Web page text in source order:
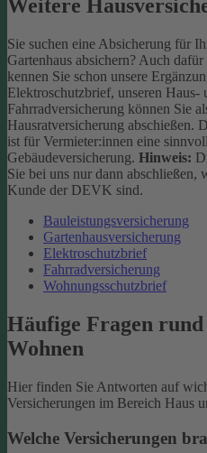
Weitere
Sie suchen eine Absicherung für
Gartenhaus absichern? Auch
kennen Sie schon unsere
Elektroschutzbrief, unseren
Fahrradversicherung können Sie
Hausratversicherung abschießen.
ist für Vermieter:innen eine
Gebäudeversicherung. Hinweis:
Sie bei uns nur dann abschließen,
Kunde der DEVK sind.
Bauleistungsversicherung
Gartenhausversicherung
Elektroschutzbrief
Fahrradversicherung
Wohnungsschutzbrief
Häufige Fragen rund
Wohnen
Hier finden Sie Antworten auf
Versicherungen im Bereich Haus
Welche Versicherungen